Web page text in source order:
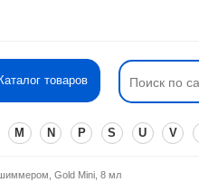
Каталог товаров
M N P S U V
Gold Mini, 8 мл